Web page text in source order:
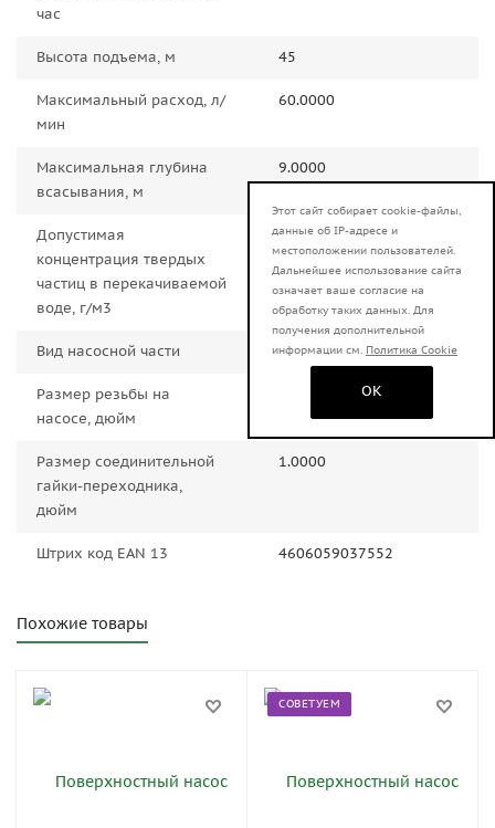
час
Высота подъема, м 45
Максимальный расход, л/
мин
60.0000
Максимальная глубина
всасывания, м
9.0000
Допустимая
концентрация твердых
частиц в перекачиваемой
воде, г/м3
150
Вид насосной части Центробежный
Размер резьбы на
насосе, дюйм
Размер соединительной
гайки-переходника,
дюйм
1.0000
Штрих код EAN 13 4606059037552
Похожие товары
СОВЕТУЕМ
Этот сайт собирает cookie-файлы,
данные об IP-адресе и
местоположении пользователей.
Дальнейшее использование сайта
означает ваше согласие на
обработку таких данных. Для
получения дополнительной
информации см. Политика Cookie
OK